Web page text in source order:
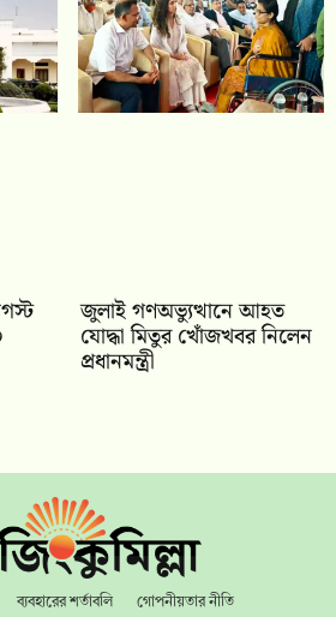
জুলাই গণঅভ্যুত্থানে আহত
যোদ্ধা মিতুর খোঁজখবর নিলেন
প্রধানমন্ত্রী
ব্যবহারের শর্তাবলি গোপনীয়তার নীতি